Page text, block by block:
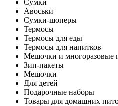
Сумки
Авоськи
Сумки-шоперы
Термосы
Термосы для еды
Термосы для напитков
Мешочки и многоразовые
Зип-пакеты
Мешочки
Для детей
Подарочные наборы
Товары для домашних